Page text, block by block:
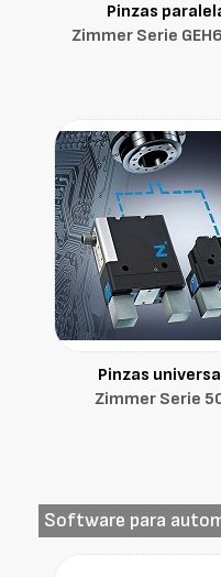
Pinzas
Zimmer Serie
Pinzas
Zimmer Serie
Software para